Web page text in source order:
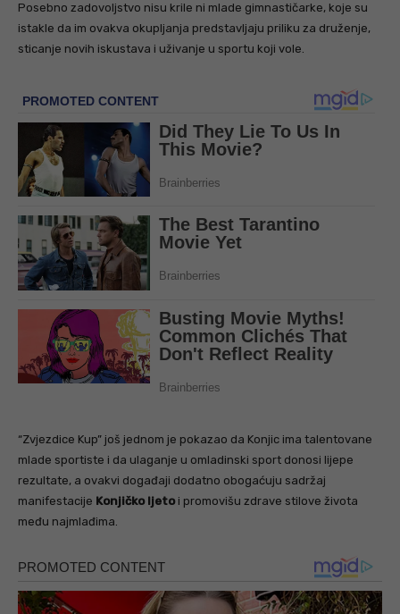
Posebno zadovoljstvo nisu krile ni mlade gimnastičarke, koje su
istakle da im ovakva okupljanja predstavljaju priliku za druženje,
sticanje novih iskustava i uživanje u sportu koji vole.
“Zvjezdice Kup” još jednom je pokazao da Konjic ima talentovane
mlade sportiste i da ulaganje u omladinski sport donosi lijepe
rezultate, a ovakvi događaji dodatno obogaćuju sadržaj
manifestacije Konjičko ljetoi promovišu zdrave stilove života
među najmlađima.